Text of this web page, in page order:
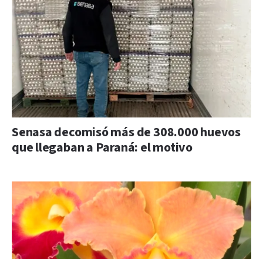
Senasa decomisó más de 308.000 huevos
que llegaban a Paraná: el motivo